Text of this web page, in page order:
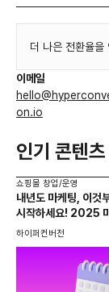
더 나은 전환율
이메일
on.io
인기 콘텐츠
쇼핑몰 창업/운영
내년도 마케팅, 이것
시작하세요! 2025
하이퍼컨버전